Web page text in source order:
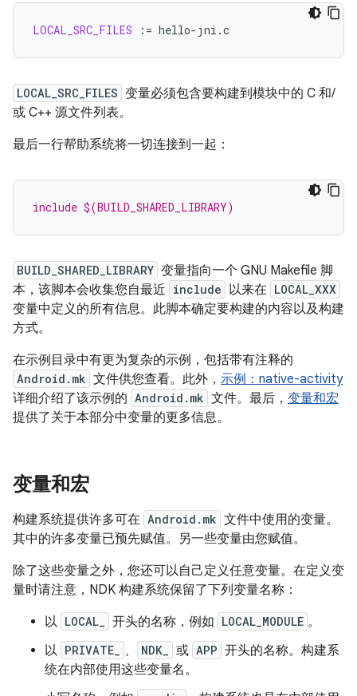
LOCAL_SRC_FILES :=
LOCAL_SRC_FILES 变量必须包含要构建到模块中的 C 和/
或 C++ 源文件列表。
最后一行帮助系统将一切连接到一起：
include $(BUILD_SHARED_LIBRARY)
BUILD_SHARED_LIBRARY 变量指向一个 GNU Makefile 脚
本，该脚本会收集您自最近 include 以来在 LOCAL_XXX
变量中定义的所有信息。此脚本确定要构建的内容以及构建
方式。
在示例目录中有更为复杂的示例，包括带有注释的
Android.mk 文件供您查看。此外， 示例：native-activity
详细介绍了该示例的 Android.mk 文件。最后， 变量和宏
提供了关于本部分中变量的更多信息。
变量和宏
构建系统提供许多可在 Android.mk 文件中使用的变量。
其中的许多变量已预先赋值。另一些变量由您赋值。
除了这些变量之外，您还可以自己定义任意变量。在定义变
量时请注意，NDK 构建系统保留了下列变量名称：
以 LOCAL_ 开头的名称，例如 LOCAL_MODULE 。
以 PRIVATE_ 、 NDK_ 或 APP 开头的名称。构建系
统在内部使用这些变量名。